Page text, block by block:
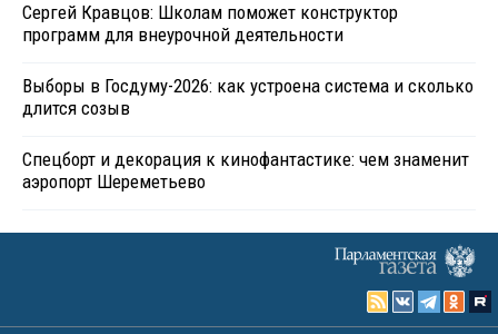
Сергей Кравцов: Школам поможет конструктор
программ для внеурочной деятельности
Выборы в Госдуму-2026: как устроена система и сколько
длится созыв
Спецборт и декорация к кинофантастике: чем знаменит
аэропорт Шереметьево